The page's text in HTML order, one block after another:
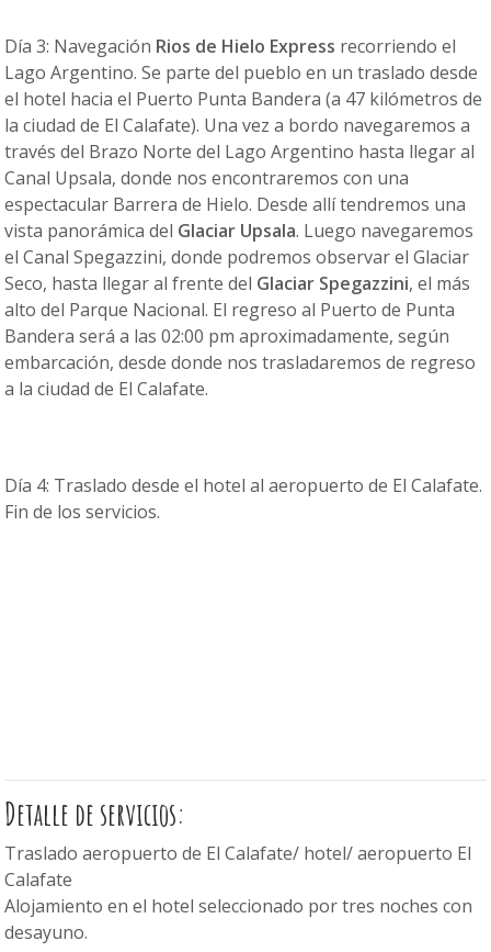
Día 3: Navegación Rios de Hielo Express recorriendo el
Lago Argentino. Se parte del pueblo en un traslado desde
el hotel hacia el Puerto Punta Bandera (a 47 kilómetros de
la ciudad de El Calafate). Una vez a bordo navegaremos a
través del Brazo Norte del Lago Argentino hasta llegar al
Canal Upsala, donde nos encontraremos con una
espectacular Barrera de Hielo. Desde allí tendremos una
vista panorámica del Glaciar Upsala. Luego navegaremos
el Canal Spegazzini, donde podremos observar el Glaciar
Seco, hasta llegar al frente del Glaciar Spegazzini, el más
alto del Parque Nacional. El regreso al Puerto de Punta
Bandera será a las 02:00 pm aproximadamente, según
embarcación, desde donde nos trasladaremos de regreso
a la ciudad de El Calafate.
Día 4: Traslado desde el hotel al aeropuerto de El Calafate.
Fin de los servicios.
Detalle de servicios:
Traslado aeropuerto de El Calafate/ hotel/ aeropuerto El
Calafate
Alojamiento en el hotel seleccionado por tres noches con
desayuno.